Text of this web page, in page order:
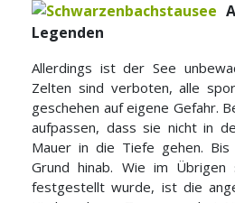
Legenden
Allerdings ist der See
Zelten sind verboten, alle
geschehen auf eigene Gefahr.
aufpassen, dass sie nicht in
Mauer in die Tiefe gehen.
Grund hinab. Wie im Übrigen
festgestellt wurde, ist die